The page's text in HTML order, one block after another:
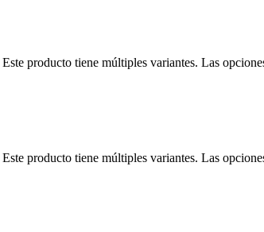
Este producto tiene múltiples variantes. Las
Este producto tiene múltiples variantes. Las